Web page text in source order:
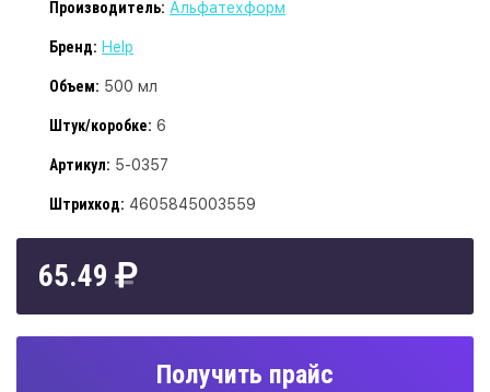
Производитель: Альфатехформ
Бренд: Help
Объем: 500 мл
Штук/коробке: 6
Артикул: 5-0357
Штрихкод: 4605845003559
65.49
Получить прайс